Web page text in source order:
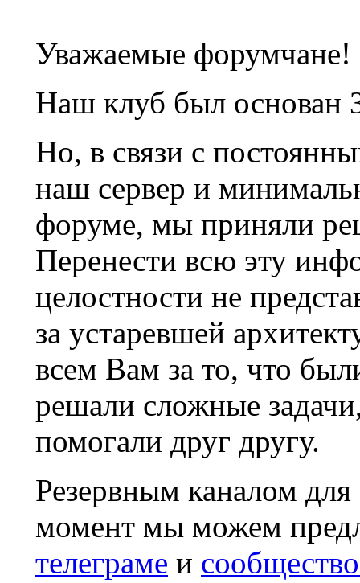
Уважаемые форумчане!
Наш клуб был основан
Но, в связи с
наш сервер и
форуме, мы приняли
Перенести всю эту
целостности не
за устаревшей
всем Вам за то, что
решали сложные
помогали друг другу.
Резервным каналом
момент мы можем
телеграме и